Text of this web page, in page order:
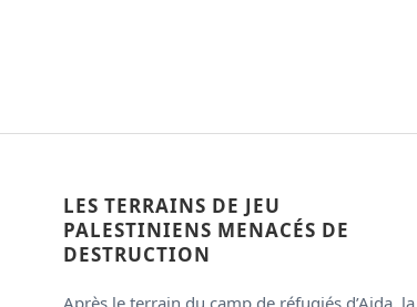
LES TERRAINS DE JEU
PALESTINIENS MENACÉS DE
DESTRUCTION
Après le terrain du camp de réfugiés d’Aida, la